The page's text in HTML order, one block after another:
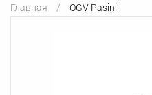
Главная
OGV Pasini